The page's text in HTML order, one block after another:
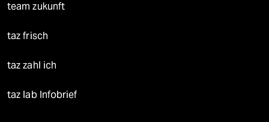
team zukunft
taz frisch
taz zahl ich
taz lab Infobrief